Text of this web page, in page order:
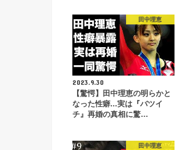
田中理恵
2023.9.30
【驚愕】田中理恵の明らかと
なった性癖...実は『バツイ
チ』再婚の真相に驚…
田中理恵